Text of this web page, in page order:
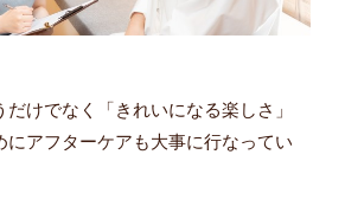
けでなく「きれいになる楽しさ」
にアフターケアも大事に行なってい